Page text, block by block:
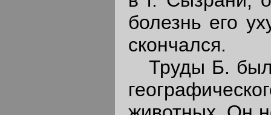
болезнь его
скончался.
Труды Б.